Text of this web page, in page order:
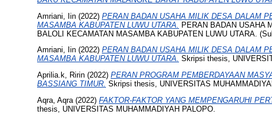
Amriani, Iin (2022) PERAN BADAN USAHA MILIK DESA DALAM
MASAMBA KABUPATEN LUWU UTARA.
PERAN BADAN USAHA
BALOLI KECAMATAN MASAMBA KABUPATEN LUWU UTARA.
Amriani, Iin (2022) PERAN BADAN USAHA MILIK DESA DALAM
MASAMBA KABUPATEN LUWU UTARA. Skripsi thesis,
Aprilia.k, Ririn (2022) PERAN PROGRAM PEMBERDAYAAN
BASSIANG TIMUR. Skripsi thesis, UNIVERSITAS
Aqra, Aqra (2022) FAKTOR-FAKTOR YANG MEMPENGARUHI
thesis, UNIVERSITAS MUHAMMADIYAH PALOPO.